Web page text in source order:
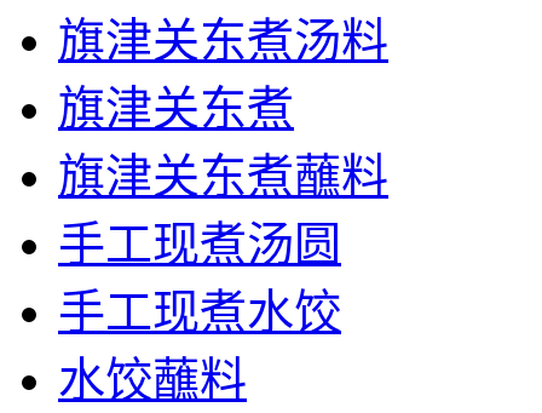
旗津关东煮汤料
旗津关东煮
旗津关东煮蘸料
手工现煮汤圆
手工现煮水饺
水饺蘸料